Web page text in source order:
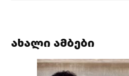
ახალი ამბები